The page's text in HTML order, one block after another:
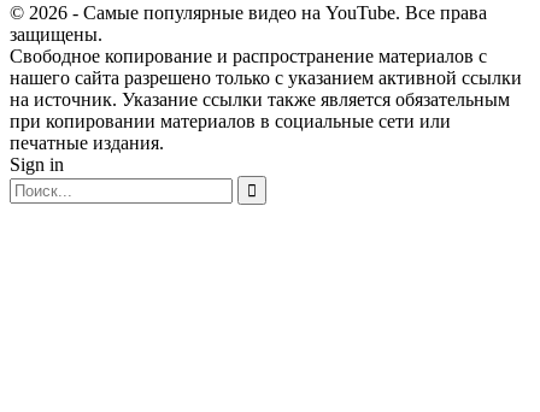
© 2026 - Самые популярные видео на YouTube. Все права
защищены.
Свободное копирование и распространение материалов с
нашего сайта разрешено только с указанием активной ссылки
на источник. Указание ссылки также является обязательным
при копировании материалов в социальные сети или
печатные издания.
Sign in